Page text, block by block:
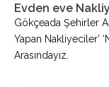
Evden eve
Gökçeada Şehirler
Yapan Nakliyeciler’
Arasındayız.